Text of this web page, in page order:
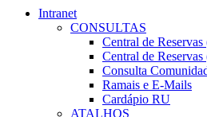
Intranet
CONSULTAS
Central de
Central de
Consulta
Ramais e E-Mails
Cardápio RU
ATALHOS